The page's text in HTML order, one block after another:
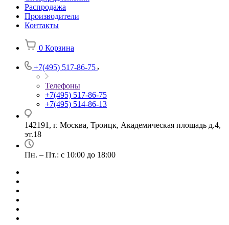
Распродажа
Производители
Контакты
0 Корзина
+7(495) 517-86-75
Телефоны
+7(495) 517-86-75
+7(495) 514-86-13
142191, г. Москва, Троицк, Академическая площадь д.4,
эт.18
Пн. – Пт.: с 10:00 до 18:00